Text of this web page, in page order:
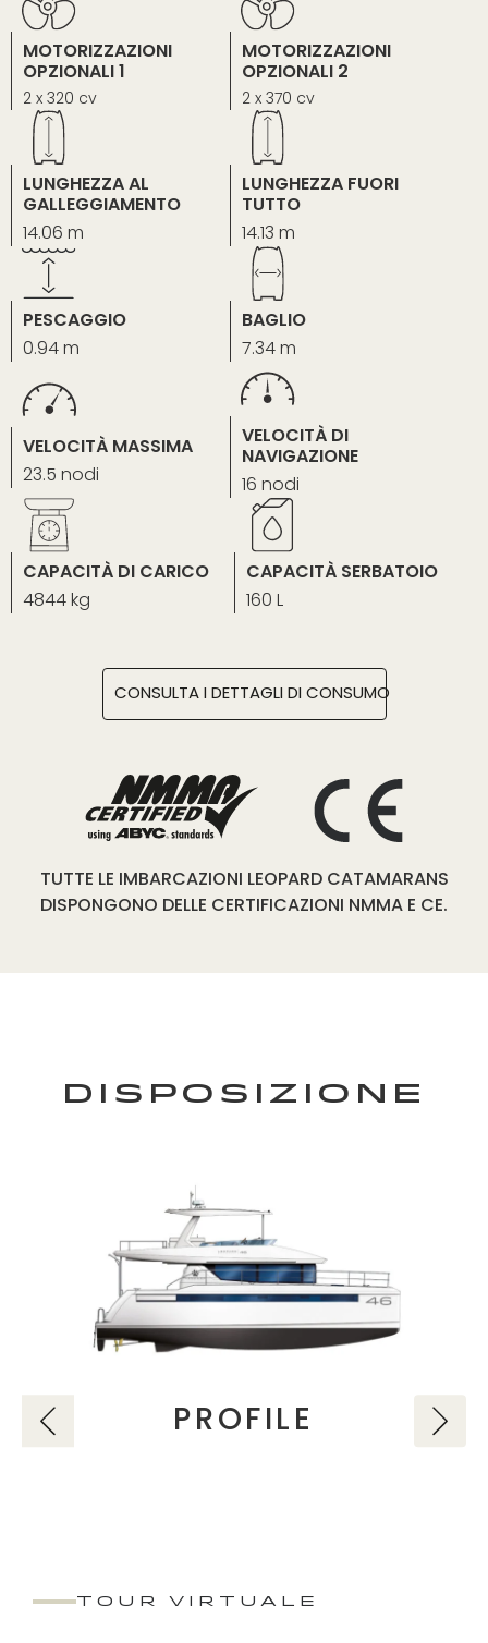
MOTORIZZAZIONI
OPZIONALI 1
2 x 320 cv
MOTORIZZAZIONI
OPZIONALI 2
2 x 370 cv
LUNGHEZZA AL
GALLEGGIAMENTO
14.06 m
LUNGHEZZA FUORI
TUTTO
14.13 m
PESCAGGIO
0.94 m
BAGLIO
7.34 m
VELOCITÀ MASSIMA
23.5 nodi
VELOCITÀ DI
NAVIGAZIONE
16 nodi
CAPACITÀ DI CARICO
4844 kg
CAPACITÀ SERBATOIO
160 L
CONSULTA I DETTAGLI DI CONSUMO
TUTTE LE IMBARCAZIONI LEOPARD CATAMARANS
DISPONGONO DELLE CERTIFICAZIONI NMMA E CE.
DISPOSIZIONE
PROFILE
TOUR VIRTUALE